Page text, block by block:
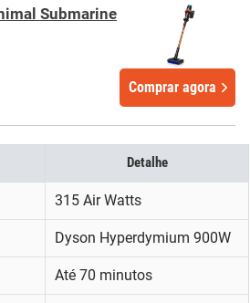
Submarine
Comprar agora
Detalhe
315 Air Watts
Dyson Hyperdymium 900W
Até 70 minutos